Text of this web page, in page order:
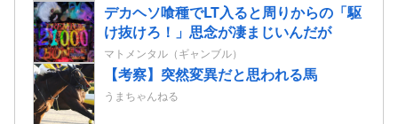
デカヘソ喰種でLT入ると周りからの「駆
け抜けろ！」思念が凄まじいんだが
マトメンタル（ギャンブル）
【考察】突然変異だと思われる馬
うまちゃんねる